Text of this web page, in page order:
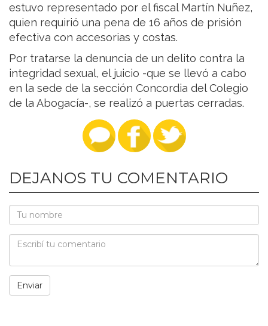
estuvo representado por el fiscal Martín Nuñez,
quien requirió una pena de 16 años de prisión
efectiva con accesorias y costas.
Por tratarse la denuncia de un delito contra la
integridad sexual, el juicio -que se llevó a cabo
en la sede de la sección Concordia del Colegio
de la Abogacía-, se realizó a puertas cerradas.
DEJANOS TU COMENTARIO